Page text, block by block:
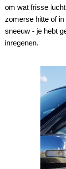
om wat frisse
zomerse hitte of
sneeuw - je hebt
inregenen.